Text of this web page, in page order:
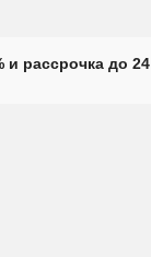
рассрочка до